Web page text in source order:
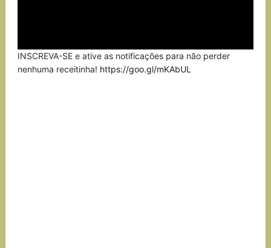
INSCREVA-SE e ative as notificações para não perder
nenhuma receitinha! https://goo.gl/mKAbUL